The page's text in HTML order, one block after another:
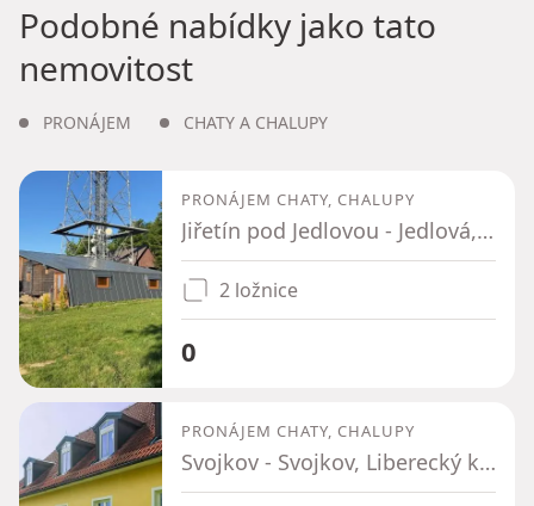
Podobné nabídky jako tato
nemovitost
PRONÁJEM CHATY A CHALUPY
PRONÁJEM CHATY, CHALUPY
Jiřetín pod Jedlovou - Jedlová, Ústecký kraj
2 ložnice
0
PRONÁJEM CHATY, CHALUPY
Svojkov - Svojkov, Liberecký kraj